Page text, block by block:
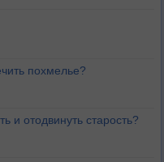
похмелье?
и отодвинуть старость?